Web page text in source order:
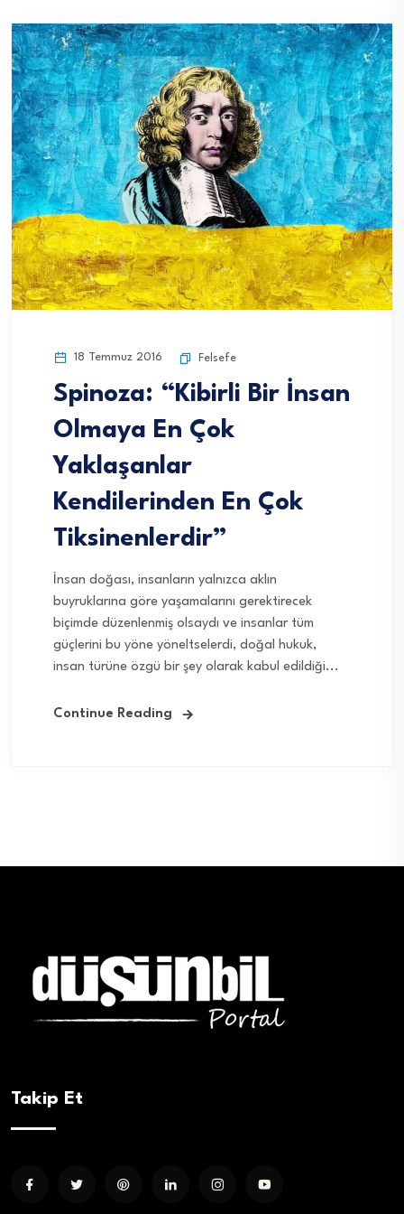
18 Temmuz 2016 Felsefe
Spinoza: “Kibirli Bir İnsan
Olmaya En Çok
Yaklaşanlar
Kendilerinden En Çok
Tiksinenlerdir”
İnsan doğası, insanların yalnızca aklın
buyruklarına göre yaşamalarını gerektirecek
biçimde düzenlenmiş olsaydı ve insanlar tüm
güçlerini bu yöne yöneltselerdi, doğal hukuk,
insan türüne özgü bir şey olarak kabul edildiği...
Continue Reading
Takip Et